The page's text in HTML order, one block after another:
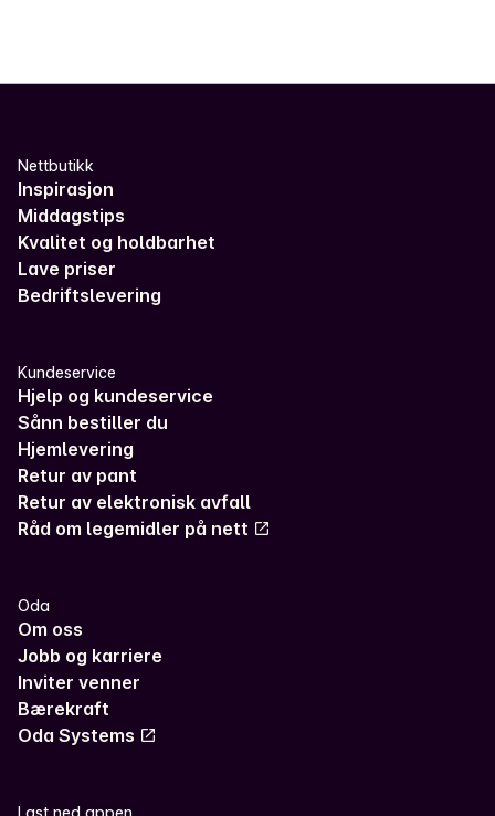
Nettbutikk
Inspirasjon
Middagstips
Kvalitet og holdbarhet
Lave priser
Bedriftslevering
Kundeservice
Hjelp og kundeservice
Sånn bestiller du
Hjemlevering
Retur av pant
Retur av elektronisk avfall
Råd om legemidler på nett
Oda
Om oss
Jobb og karriere
Inviter venner
Bærekraft
Oda Systems